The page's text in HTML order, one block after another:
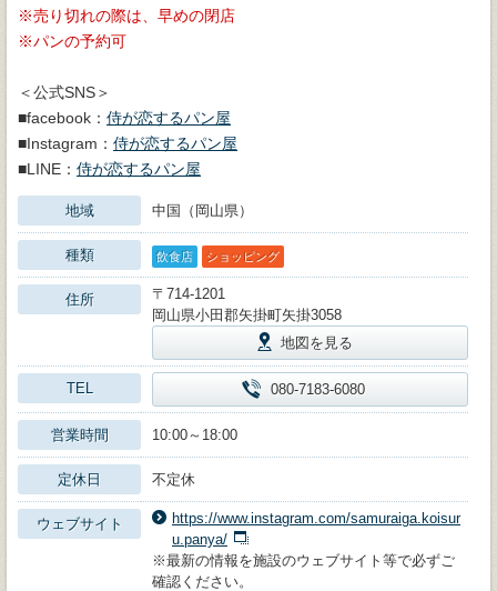
売り切れの際は、早めの閉店
パンの予約可
＜公式SNS＞
■facebook： 侍が恋するパン屋
■Instagram： 侍が恋するパン屋
■LINE： 侍が恋するパン屋
地域 中国（岡山県）
種類 飲食店 ショッピング
住所
〒714-1201
岡山県小田郡矢掛町矢掛3058
地図を見る
TEL 080-7183-6080
営業時間 10:00～18:00
定休日 不定休
ウェブサイト
https://www.instagram.com/samuraiga.koisur
u.panya/
※最新の情報を施設のウェブサイト等で必ずご
確認ください。